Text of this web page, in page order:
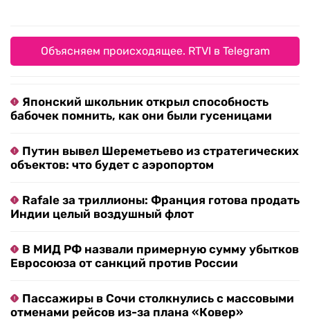
Объясняем происходящее. RTVI в Telegram
Японский школьник открыл способность
бабочек помнить, как они были гусеницами
Путин вывел Шереметьево из стратегических
объектов: что будет с аэропортом
Rafale за триллионы: Франция готова продать
Индии целый воздушный флот
В МИД РФ назвали примерную сумму убытков
Евросоюза от санкций против России
Пассажиры в Сочи столкнулись с массовыми
отменами рейсов из-за плана «Ковер»